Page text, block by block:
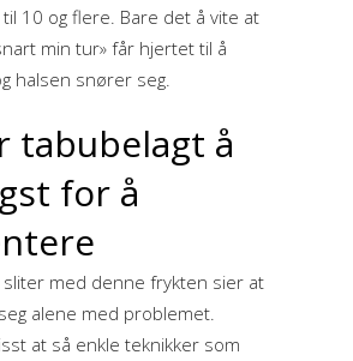
10 og flere. Bare det å vite at
min tur» får hjertet til å
halsen snører seg.
tabubelagt å
for å
sliter med denne frykten sier at
alene med problemet.
at så enkle teknikker som